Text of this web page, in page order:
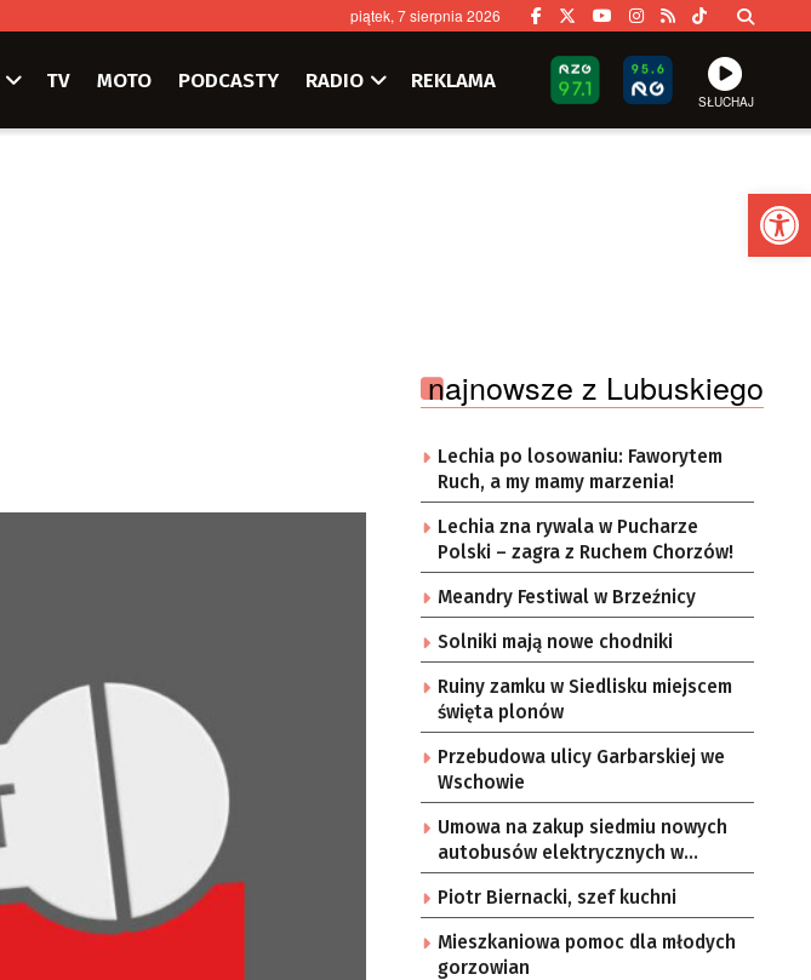
piątek, 7 sierpnia 2026
TV MOTO PODCASTY RADIO REKLAMA
SŁUCHAJ
najnowsze z Lubuskiego
Lechia po losowaniu: Faworytem
Ruch, a my mamy marzenia!
Lechia zna rywala w Pucharze
Polski – zagra z Ruchem Chorzów!
Meandry Festiwal w Brzeźnicy
Solniki mają nowe chodniki
Ruiny zamku w Siedlisku miejscem
święta plonów
Przebudowa ulicy Garbarskiej we
Wschowie
Umowa na zakup siedmiu nowych
autobusów elektrycznych w
Zielonej Górze
Piotr Biernacki, szef kuchni
Mieszkaniowa pomoc dla młodych
gorzowian